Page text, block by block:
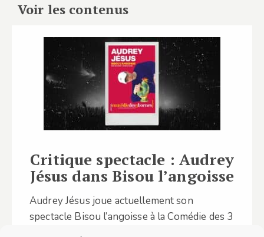
Voir les contenus
Critique spectacle : Audrey
Jésus dans Bisou l’angoisse
Audrey Jésus joue actuellement son
spectacle Bisou l’angoisse à la Comédie des 3
bornes. De retour dans le monde de…